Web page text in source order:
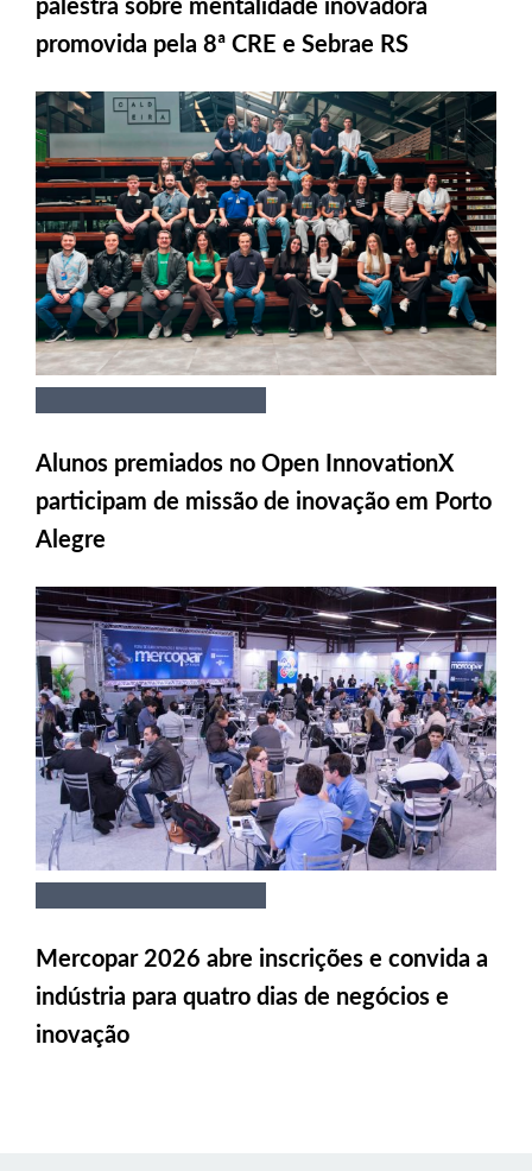
promovida pela 8ª CRE e Sebrae RS
Alunos premiados no Open InnovationX
participam de missão de inovação em Porto
Alegre
Mercopar 2026 abre inscrições e convida a
indústria para quatro dias de negócios e
inovação